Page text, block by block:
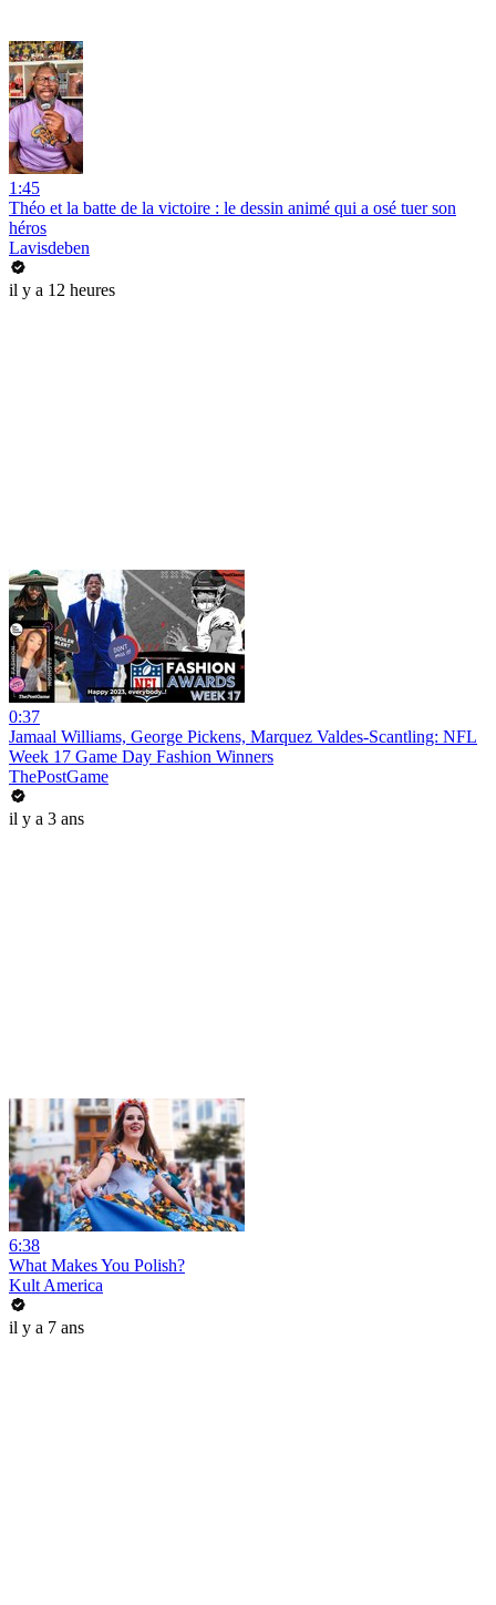
1:45
Théo et la batte de la victoire : le dessin animé qui a osé tuer son
héros
Lavisdeben
il y a 12 heures
0:37
Jamaal Williams, George Pickens, Marquez Valdes-Scantling: NFL
Week 17 Game Day Fashion Winners
ThePostGame
il y a 3 ans
6:38
What Makes You Polish?
Kult America
il y a 7 ans